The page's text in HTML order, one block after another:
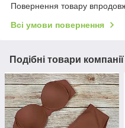
Повернення товару
Всі умови повернення
Подібні товари компанії